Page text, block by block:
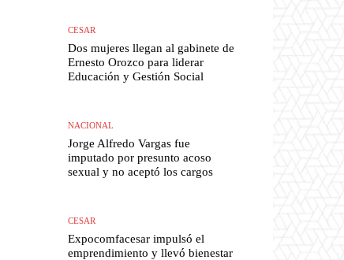
CESAR
Dos mujeres llegan al gabinete de
Ernesto Orozco para liderar
Educación y Gestión Social
NACIONAL
Jorge Alfredo Vargas fue
imputado por presunto acoso
sexual y no aceptó los cargos
CESAR
Expocomfacesar impulsó el
emprendimiento y llevó bienestar